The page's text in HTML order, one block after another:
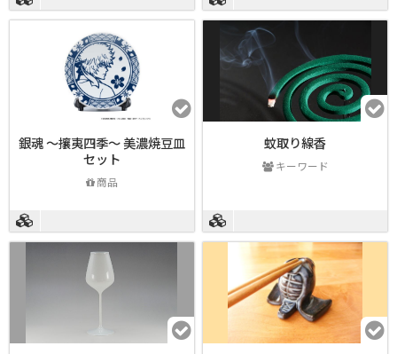
銀魂 ～攘夷四季～ 美濃焼豆皿
セット
商品
蚊取り線香
キーワード